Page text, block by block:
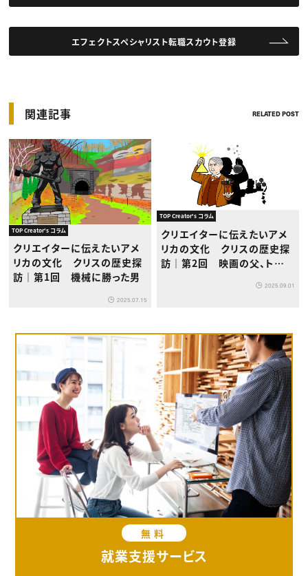
エフェクトスペシャリスト転職スカウト登録
関連記事 RELATED POST
TOP Creator's コラム
クリエイターに伝えたいアメ
リカの文化 クリスの歴史探
訪｜第1回 機械に勝った男
2025.07.15
TOP Creator's コラム
クリエイターに伝えたいアメ
リカの文化 クリスの歴史探
訪｜第2回 映画の父、トーマ
2025.09.01
無料
就業支援サービス